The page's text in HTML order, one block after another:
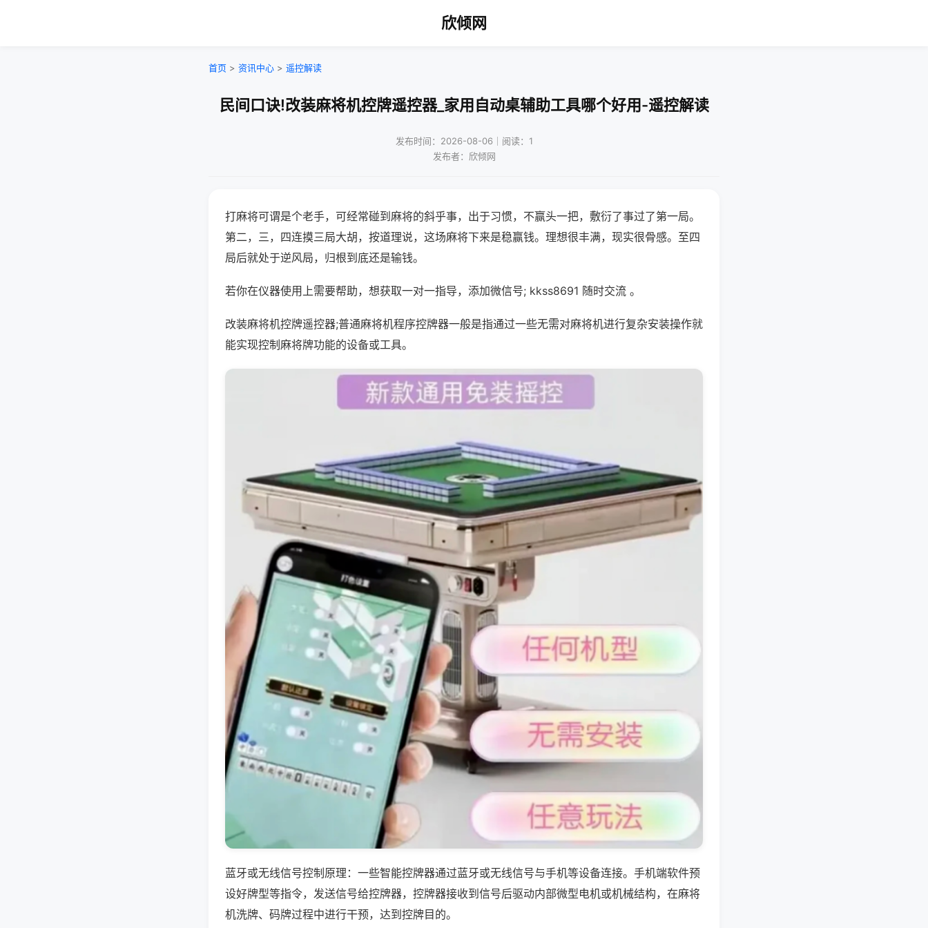
欣倾网
首页 > 资讯中心 > 遥控解读
民间口诀!改装麻将机控牌遥控器_家用自动桌辅助工具哪个好用-遥控解读
发布时间：2026-08-06｜阅读：1
发布者：欣倾网
打麻将可谓是个老手，可经常碰到麻将的斜乎事，出于习惯，不赢头一把，敷衍了事过了第一局。
第二，三，四连摸三局大胡，按道理说，这场麻将下来是稳赢钱。理想很丰满，现实很骨感。至四
局后就处于逆风局，归根到底还是输钱。
若你在仪器使用上需要帮助，想获取一对一指导，添加微信号; kkss8691 随时交流 。
改装麻将机控牌遥控器;普通麻将机程序控牌器一般是指通过一些无需对麻将机进行复杂安装操作就
能实现控制麻将牌功能的设备或工具。
蓝牙或无线信号控制原理：一些智能控牌器通过蓝牙或无线信号与手机等设备连接。手机端软件预
设好牌型等指令，发送信号给控牌器，控牌器接收到信号后驱动内部微型电机或机械结构，在麻将
机洗牌、码牌过程中进行干预，达到控牌目的。